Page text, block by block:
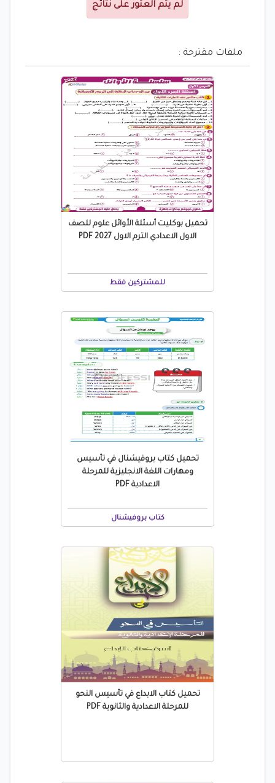
لم يتم العثور على نتائج
ملفات مقترحة :
تحميل بوكليت أسئلة الأوائل علوم للصف
الاول الاعدادي الترم الاول 2027 PDF
للمشتركين فقط
تحميل كتاب بروفيشنال في تأسيس
ومهارات اللغة الانجليزية للمرحلة
الاعدادية PDF
كتاب بروفيشنال
تحميل كتاب الابداع في تأسيس النحو
للمرحلة الاعدادية والثانوية PDF